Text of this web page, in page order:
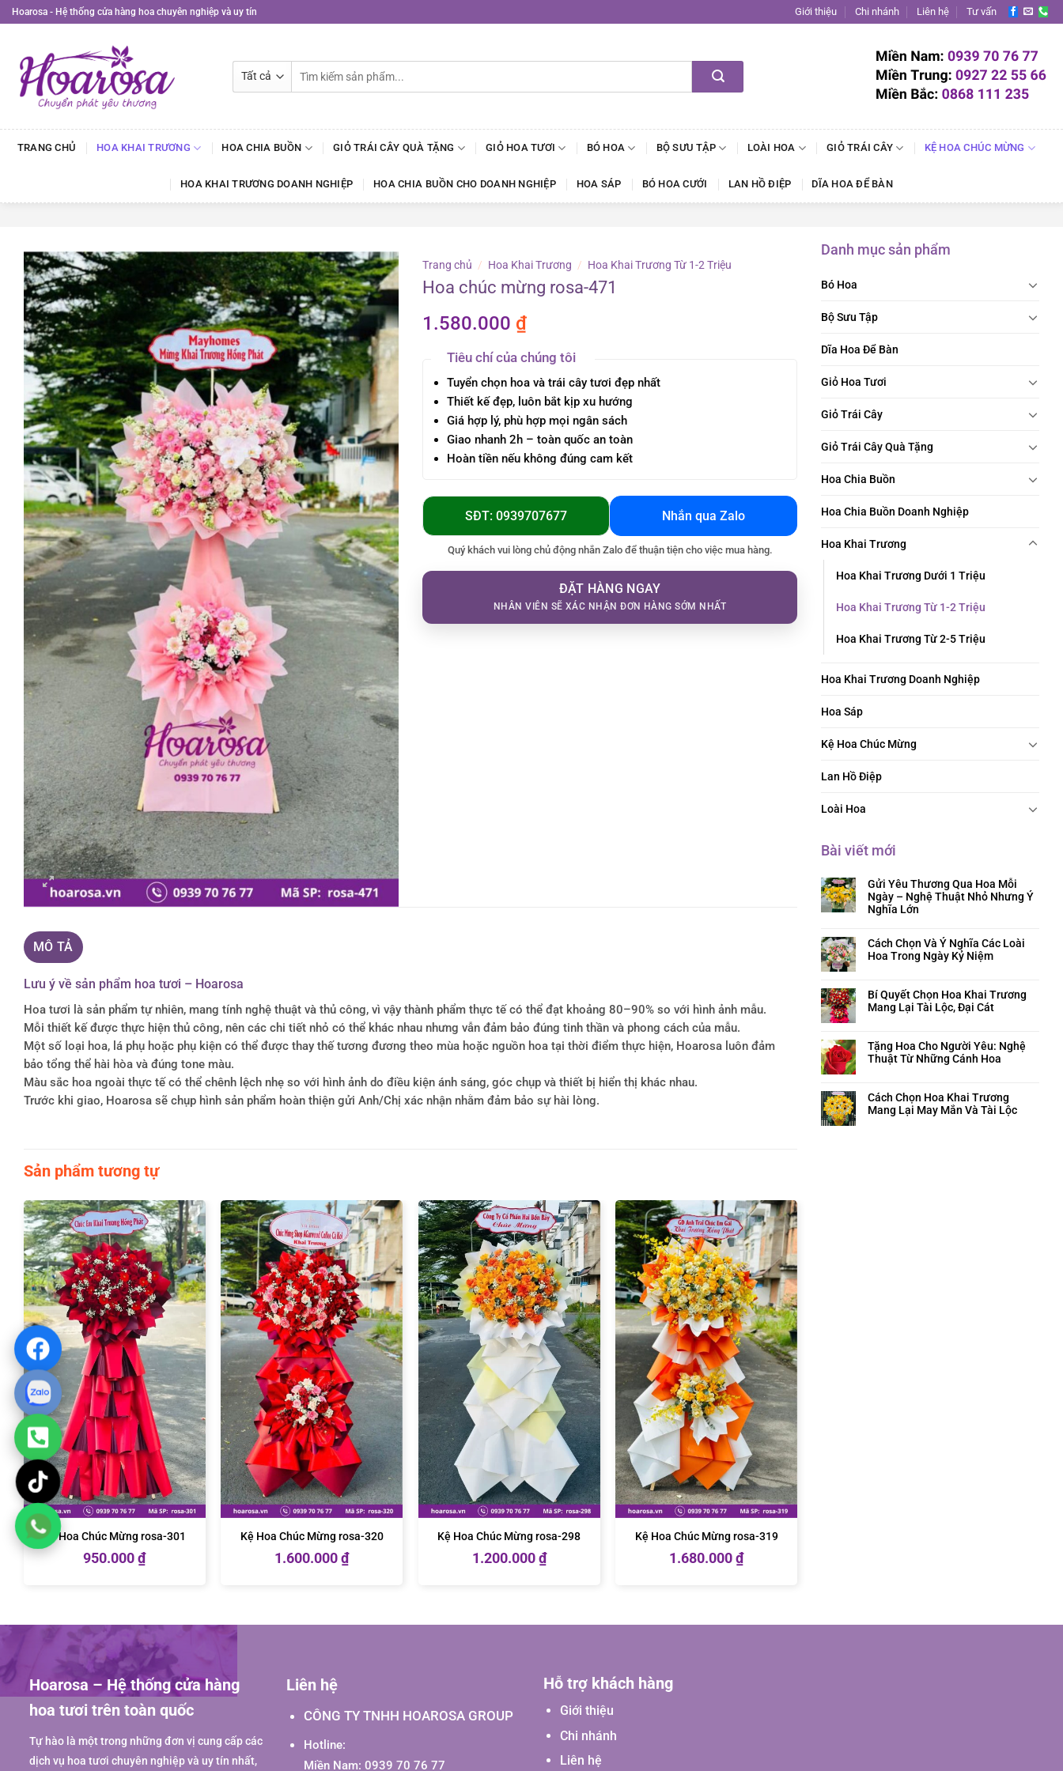
Bỏ
qua
dung
Hoarosa - Hệ thống cửa hàng hoa chuyên nghiệp và uy tín Giới thiệu Chi nhánh Liên hệ Tư vấn
kiếm:
TRANG CHỦ HOA KHAI TRƯƠNG HOA CHIA BUỒN GIỎ TRÁI CÂY QUÀ TẶNG GIỎ HOA TƯƠI BÓ HOA BỘ SƯU TẬP LOÀI HOA GIỎ TRÁI CÂY KỆ HOA CHÚC MỪNG
HOA KHAI TRƯƠNG DOANH NGHIỆP HOA CHIA BUỒN CHO DOANH NGHIỆP HOA SÁP BÓ HOA CƯỚI LAN HỒ ĐIỆP DĨA HOA ĐỂ BÀN
Danh mục sản phẩm
Bó Hoa
Bộ Sưu Tập
Dĩa Hoa Để Bàn
Giỏ Hoa Tươi
Giỏ Trái Cây
Giỏ Trái Cây Quà Tặng
Hoa Chia Buồn
Hoa Chia Buồn Doanh Nghiệp
Hoa Khai Trương
Hoa Khai Trương Dưới 1 Triệu
Hoa Khai Trương Từ 1-2 Triệu
Hoa Khai Trương Từ 2-5 Triệu
Hoa Khai Trương Doanh Nghiệp
Hoa Sáp
Kệ Hoa Chúc Mừng
Lan Hồ Điệp
Loài Hoa
Bài viết mới
Gửi Yêu Thương Qua Hoa Mỗi
Ngày – Nghệ Thuật Nhỏ Nhưng Ý
Nghĩa Lớn
Cách Chọn Và Ý Nghĩa Các Loài
Hoa Trong Ngày Kỷ Niệm
Bí Quyết Chọn Hoa Khai Trương
Mang Lại Tài Lộc, Đại Cát
Tặng Hoa Cho Người Yêu: Nghệ
Thuật Từ Những Cánh Hoa
Cách Chọn Hoa Khai Trương
Mang Lại May Mắn Và Tài Lộc
Trang chủ / Hoa Khai Trương / Hoa Khai Trương Từ 1-2 Triệu
Hoa chúc mừng rosa-471
1.580.000 ₫
Tiêu chí của chúng tôi
Tuyển chọn hoa và trái cây tươi đẹp nhất
Thiết kế đẹp, luôn bắt kịp xu hướng
Giá hợp lý, phù hợp mọi ngân sách
Giao nhanh 2h – toàn quốc an toàn
Hoàn tiền nếu không đúng cam kết
SĐT: 0939707677 Nhắn qua Zalo
Quý khách vui lòng chủ động nhắn Zalo để thuận tiện cho việc mua hàng.
ĐẶT HÀNG NGAY
NHÂN VIÊN SẼ XÁC NHẬN ĐƠN HÀNG SỚM NHẤT
MÔ TẢ
Lưu ý về sản phẩm hoa tươi – Hoarosa
Hoa tươi là sản phẩm tự nhiên, mang tính nghệ thuật và thủ công, vì vậy thành phẩm thực tế có thể đạt khoảng 80–90% so với hình ảnh mẫu.
Mỗi thiết kế được thực hiện thủ công, nên các chi tiết nhỏ có thể khác nhau nhưng vẫn đảm bảo đúng tinh thần và phong cách của mẫu.
Một số loại hoa, lá phụ hoặc phụ kiện có thể được thay thế tương đương theo mùa hoặc nguồn hoa tại thời điểm thực hiện, Hoarosa luôn đảm
bảo tổng thể hài hòa và đúng tone màu.
Màu sắc hoa ngoài thực tế có thể chênh lệch nhẹ so với hình ảnh do điều kiện ánh sáng, góc chụp và thiết bị hiển thị khác nhau.
Trước khi giao, Hoarosa sẽ chụp hình sản phẩm hoàn thiện gửi Anh/Chị xác nhận nhằm đảm bảo sự hài lòng.
Sản phẩm tương tự
Kệ Hoa Chúc Mừng rosa-301
950.000₫
Kệ Hoa Chúc Mừng rosa-320
1.600.000₫
Kệ Hoa Chúc Mừng rosa-298
1.200.000₫
Kệ Hoa Chúc Mừng rosa-319
1.680.000₫
Hoarosa – Hệ thống cửa hàng
hoa tươi trên toàn quốc
Tự hào là một trong những đơn vị cung cấp các
dịch vụ hoa tươi chuyên nghiệp và uy tín nhất,
Liên hệ
CÔNG TY TNHH HOAROSA GROUP
Hotline:
Miền Nam: 0939 70 76 77
Hỗ trợ khách hàng
Giới thiệu
Chi nhánh
Liên hệ